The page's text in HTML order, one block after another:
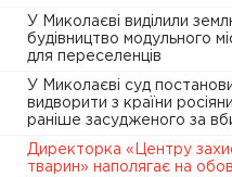
У Миколаєві виділили
будівництво модульного
для переселенців
У Миколаєві суд
видворити з країни
раніше засудженого за
Директорка «Центру
тварин» наполягає на